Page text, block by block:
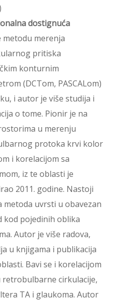
dostignuća
metodu merenja
pritiska
konturnim
(DCTom, PASCALom)
i autor je više studija i
o tome. Pionir je na
u merenju
protoka krvi kolor
i korelacijom sa
iz te oblasti je
2011. godine. Nastoji
metoda uvrsti u obavezan
kod pojedinih oblika
Autor je više radova,
u knjigama i publikacija
Bavi se i korelacijom
retrobulbarne cirkulacije,
TA i glaukoma. Autor